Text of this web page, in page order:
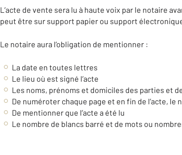
L’acte de vente sera lu à haute voix par le notaire
peut être sur support papier ou support
Le notaire aura l’obligation de mentionner :
La date en toutes lettres
Le lieu où est signé l’acte
Les noms, prénoms et domiciles des parties et
De numéroter chaque page et en fin de l’acte, le
De mentionner que l’acte a été lu
Le nombre de blancs barré et de mots ou